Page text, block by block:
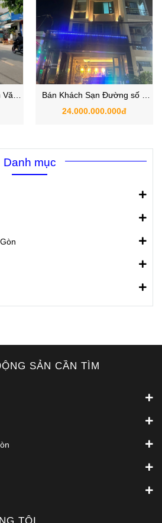
8m,
Bán Khách Sạn Đường số 8
Phường Thông Tây Hội – Gò
24.000.000.000đ
Danh mục
SẢN CẦN TÌM